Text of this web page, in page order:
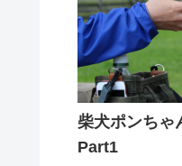
柴犬ポンちゃ
Part1